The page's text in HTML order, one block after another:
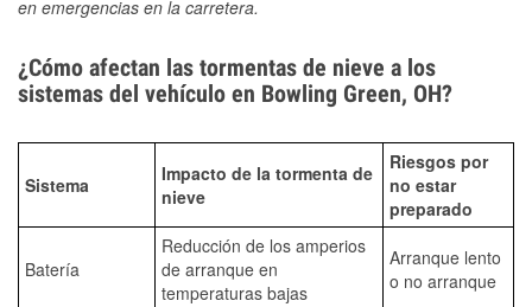
en emergencias en la carretera.
¿Cómo afectan las tormentas de nieve a los
sistemas del vehículo en Bowling Green, OH?
Sistema
Impacto de la tormenta de
nieve
Riesgos por
no estar
preparado
Batería
Reducción de los amperios
de arranque en
temperaturas bajas
Arranque lento
o no arranque